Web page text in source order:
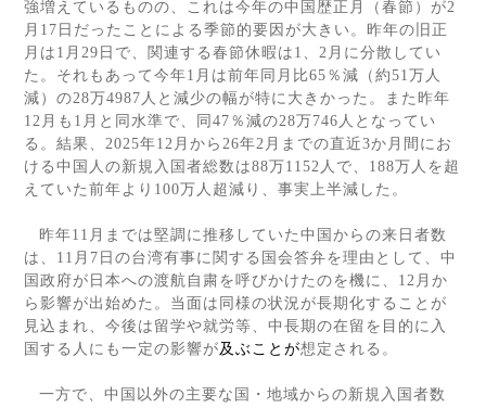
強増えているものの、これは今年の中国歴正月（春節）が2
月 17 日だったことによる季節的要因が大きい。昨年の旧正
月は 1 月 29 日で、関連する春節休暇は 1 、 2 月に分散してい
た。それもあって今年1 月は前年同月比65 ％減（約51万人
減）の28万4987 人と減少の幅が特に大きかった。また昨年
12 月も 1 月と同水準で、同 47 ％減の28万746 人となってい
る。結果、 2025年12 月から 26年2 月までの直近3か月間にお
ける中国人の新規入国者総数は88万1152 人で、 188万人を超
えていた前年より 100万人超減り、事実上半減した。
昨年11 月までは堅調に推移していた中国からの来日者数
は、 11 月 7 日の台湾有事に関する国会答弁を理由として、中
国政府が日本への渡航自粛を呼びかけたのを機に、 12 月か
ら影響が出始めた。当面は同様の状況が長期化することが
見込まれ、今後は留学や就労等、中長期の在留を目的に入
国する人にも一定の影響が及ぶことが想定される。
一方で、中国以外の主要な国・地域からの新規入国者数